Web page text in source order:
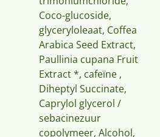
Coco-glucoside,
glyceryloleaat, Coffea
Arabica Seed Extract,
Paullinia cupana Fruit
Extract *, cafeïne ,
Diheptyl Succinate,
Caprylol glycerol /
sebacinezuur
copolymeer, Alcohol,